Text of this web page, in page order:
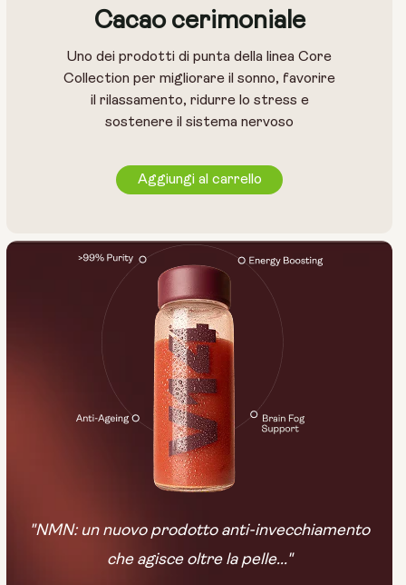
Cacao cerimoniale
Uno dei prodotti di punta della linea Core
Collection per migliorare il sonno, favorire
il rilassamento, ridurre lo stress e
sostenere il sistema nervoso
Aggiungi al carrello
"NMN: un nuovo prodotto anti-invecchiamento
che agisce oltre la pelle..."